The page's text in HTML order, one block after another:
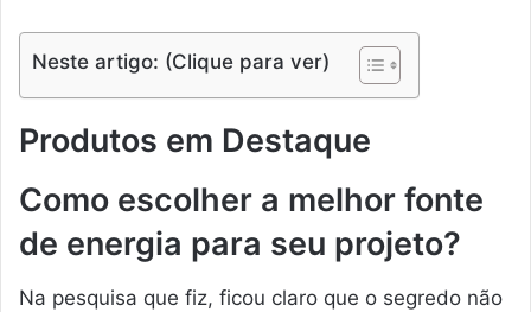
Neste artigo: (Clique para ver)
Produtos em Destaque
Como escolher a melhor fonte
de energia para seu projeto?
Na pesquisa que fiz, ficou claro que o segredo não